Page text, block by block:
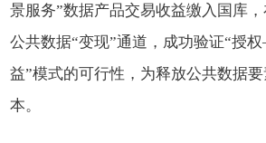
景服务”数据产品交易收益缴入国库
公共数据“变现”通道，成功验证“
益”模式的可行性，为释放公共数据
本。